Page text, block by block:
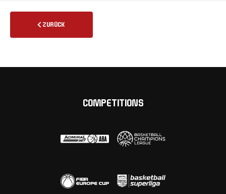
ZURÜCK
COMPETITIONS